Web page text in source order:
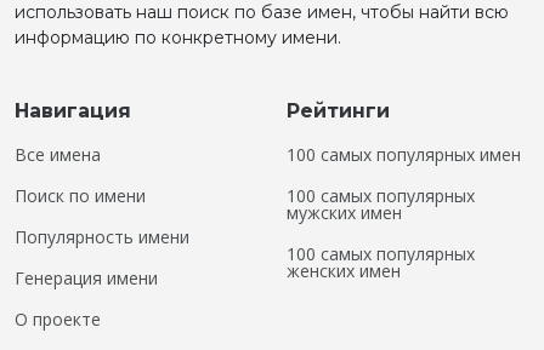
использовать наш поиск по базе имен, чтобы найти всю
информацию по конкретному имени.
Навигация
Все имена
Поиск по имени
Популярность имени
Генерация имени
О проекте
Рейтинги
100 самых популярных имен
100 самых популярных
мужских имен
100 самых популярных
женских имен